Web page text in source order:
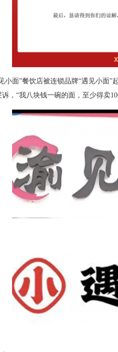
小面”餐饮店被连锁品牌“遇见小面
，“我八块钱一碗的面，至少得卖